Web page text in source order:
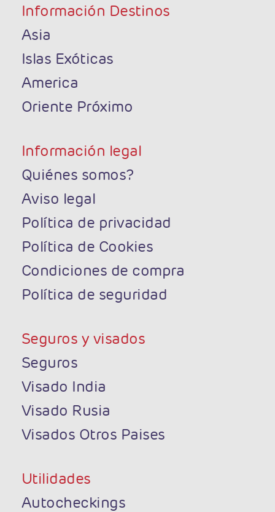
Información Destinos
Asia
Islas Exóticas
America
Oriente Próximo
Información legal
Quiénes somos?
Aviso legal
Política de privacidad
Política de Cookies
Condiciones de compra
Política de seguridad
Seguros y visados
Seguros
Visado India
Visado Rusia
Visados Otros Paises
Utilidades
Autocheckings